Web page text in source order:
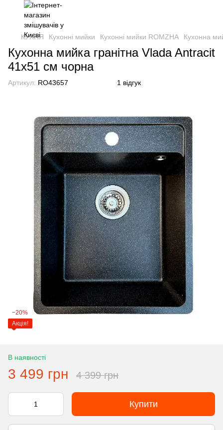
КУХНЯ Кухонні мийки Кухонні мийки ROMZHA Кухонна
Кухонна мийка гранітна Vlada Antracit
41х51 см чорна
Артикул: RO43657 1 відгук
−20%
Акція!
В наявності
3 499 грн 4 399 грн
Купити